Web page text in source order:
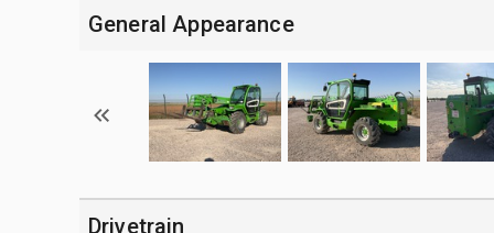
General Appearance
Drivetrain